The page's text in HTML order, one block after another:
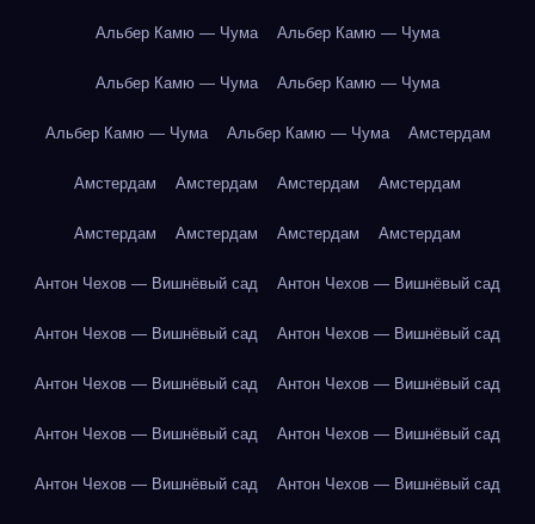
Альбер Камю — Чума Альбер Камю — Чума
Альбер Камю — Чума Альбер Камю — Чума
Альбер Камю — Чума Альбер Камю — Чума Амстердам
Амстердам Амстердам Амстердам Амстердам
Амстердам Амстердам Амстердам Амстердам
Антон Чехов — Вишнёвый сад Антон Чехов — Вишнёвый сад
Антон Чехов — Вишнёвый сад Антон Чехов — Вишнёвый сад
Антон Чехов — Вишнёвый сад Антон Чехов — Вишнёвый сад
Антон Чехов — Вишнёвый сад Антон Чехов — Вишнёвый сад
Антон Чехов — Вишнёвый сад Антон Чехов — Вишнёвый сад